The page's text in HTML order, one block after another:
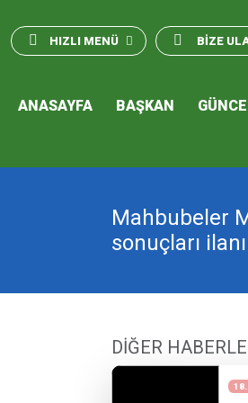
HIZLI MENÜ BİZE
ANASAYFA BAŞKAN
Mahbubeler
sonuçları ilanı
DİĞER